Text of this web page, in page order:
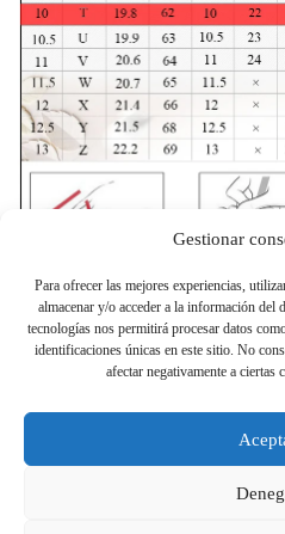
Gestionar
Para ofrecer las mejores experiencias,
almacenar y/o acceder a la información del
tecnologías nos permitirá procesar datos
identificaciones únicas en este sitio. No
afectar negativamente a ciertas
Estimados compradores: Si están
Si hay algún problema,